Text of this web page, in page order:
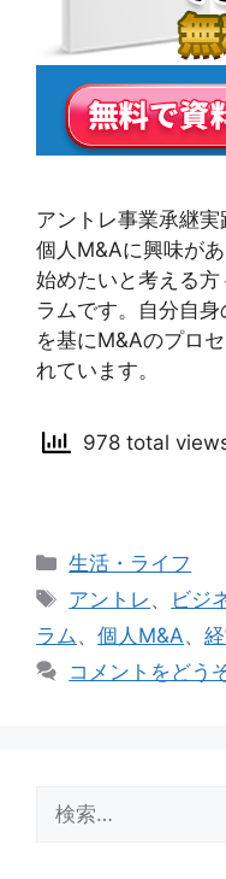
アントレ事業承継
個人M&Aに興味が
始めたいと考える
ラムです。自分自
を基にM&Aのプロ
れています。
978 total
カ
テ
リ
ー
生活・ライフ
タ
アントレ 、 ビジ
ラム 、 個人M&A、
コメントをどう
索: